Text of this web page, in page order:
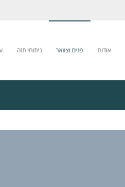
אודות פנים וצוואר ניתוחי חזה